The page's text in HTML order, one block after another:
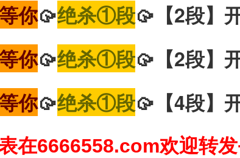
你🥠绝杀①段🥠【2段】
你🥠绝杀①段🥠【2段】
你🥠绝杀①段🥠【4段】
在6666558.com欢迎转